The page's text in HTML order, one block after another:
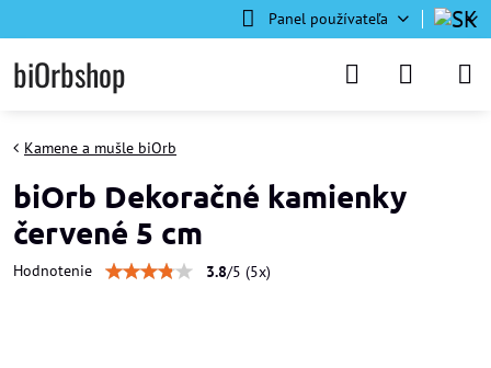
Panel používateľa
biOrbshop
Kamene a mušle biOrb
biOrb Dekoračné kamienky
červené 5 cm
Hodnotenie 3.8/5 (5x)